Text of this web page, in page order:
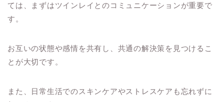
ては、まずはツインレイとのコミュニケーションが重要で
す。
お互いの状態や感情を共有し、共通の解決策を見つけるこ
とが大切です。
また、日常生活でのスキンケアやストレスケアも忘れずに